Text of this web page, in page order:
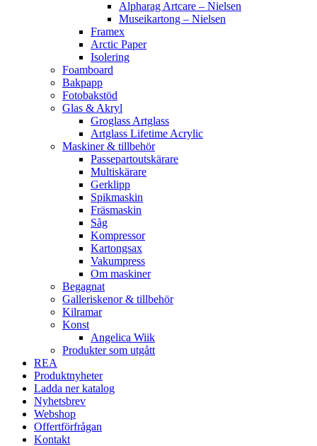
Alpharag Artcare – Nielsen
Museikartong – Nielsen
Framex
Arctic Paper
Isolering
Foamboard
Bakpapp
Fotobakstöd
Glas & Akryl
Groglass Artglass
Artglass Lifetime Acrylic
Maskiner & tillbehör
Passepartoutskärare
Multiskärare
Gerklipp
Spikmaskin
Fräsmaskin
Såg
Kompressor
Kartongsax
Vakumpress
Om maskiner
Begagnat
Galleriskenor & tillbehör
Kilramar
Konst
Angelica Wiik
Produkter som utgått
REA
Produktnyheter
Ladda ner katalog
Nyhetsbrev
Webshop
Offertförfrågan
Kontakt